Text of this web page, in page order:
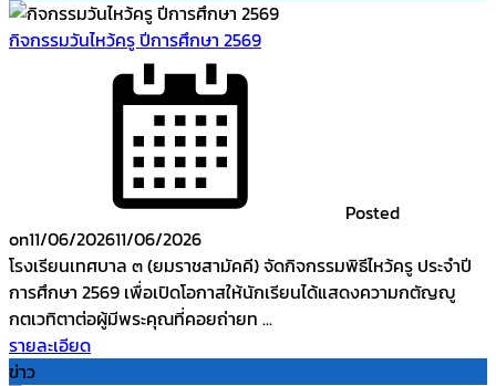
กิจกรรมวันไหว้ครู ปีการศึกษา 2569
Posted
on11/06/202611/06/2026
โรงเรียนเทศบาล ๓ (ยมราชสามัคคี) จัดกิจกรรมพิธีไหว้ครู ประจำปี
การศึกษา 2569 เพื่อเปิดโอกาสให้นักเรียนได้แสดงความกตัญญู
กตเวทิตาต่อผู้มีพระคุณที่คอยถ่ายท ...
รายละเอียด
ข่าว